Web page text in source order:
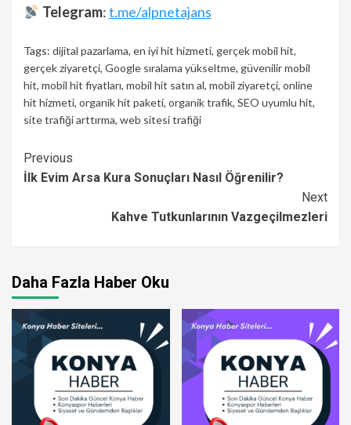
Telegram:t.me/alpnetajans
Tags: dijital pazarlama, en iyi hit hizmeti, gerçek mobil hit,
gerçek ziyaretçi, Google sıralama yükseltme, güvenilir mobil
hit, mobil hit fiyatları, mobil hit satın al, mobil ziyaretçi, online
hit hizmeti, organik hit paketi, organik trafik, SEO uyumlu hit,
site trafiği arttırma, web sitesi trafiği
Continue
Reading
Previous
İlk Evim Arsa Kura Sonuçları Nasıl Öğrenilir?
Next
Kahve Tutkunlarının Vazgeçilmezleri
Daha Fazla Haber Oku